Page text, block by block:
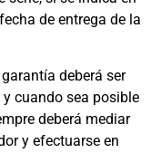
de entrega de la
deberá ser
cuando sea posible
deberá mediar
y efectuarse en